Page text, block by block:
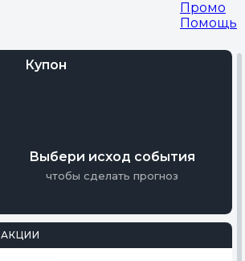
Промо
Помощь
Купон
Выбери исход события
чтобы сделать прогноз
АКЦИИ